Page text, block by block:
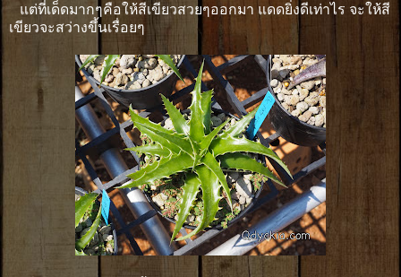
แต่ที่เด็ดมากๆคือให้สีเขียวสวยๆออกมา แดดยิ่งดีเท่าไร จะให้สี
เขียวจะสว่างขึ้นเรื่อยๆ